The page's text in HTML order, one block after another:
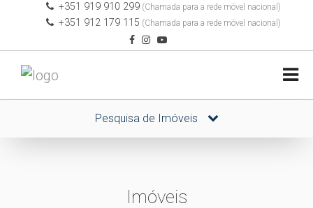
+351 919 910 299 (Chamada para a rede móvel nacional)
+351 912 179 115 (Chamada para a rede móvel nacional)
Pesquisa de Imóveis
Imóveis